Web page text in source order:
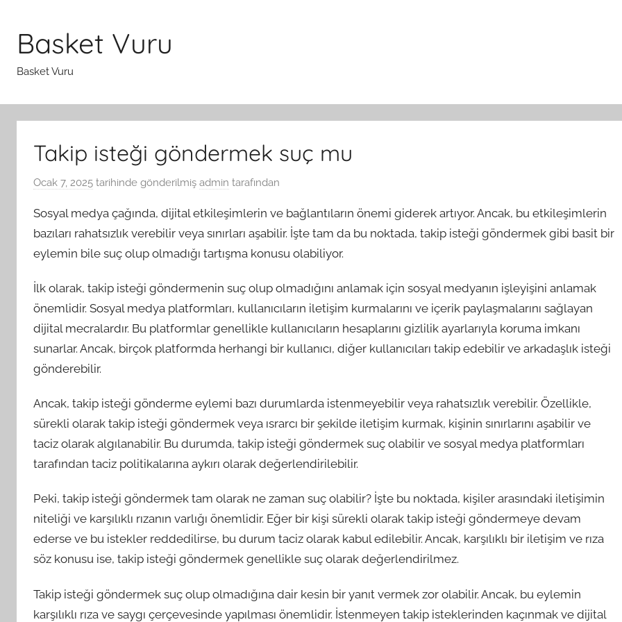
Basket Vuru
Basket Vuru
Takip isteği göndermek suç mu
Ocak 7, 2025 tarihinde gönderilmiş admin tarafından
Sosyal medya çağında, dijital etkileşimlerin ve bağlantıların önemi giderek artıyor. Ancak, bu etkileşimlerin
bazıları rahatsızlık verebilir veya sınırları aşabilir. İşte tam da bu noktada, takip isteği göndermek gibi basit bir
eylemin bile suç olup olmadığı tartışma konusu olabiliyor.
İlk olarak, takip isteği göndermenin suç olup olmadığını anlamak için sosyal medyanın işleyişini anlamak
önemlidir. Sosyal medya platformları, kullanıcıların iletişim kurmalarını ve içerik paylaşmalarını sağlayan
dijital mecralardır. Bu platformlar genellikle kullanıcıların hesaplarını gizlilik ayarlarıyla koruma imkanı
sunarlar. Ancak, birçok platformda herhangi bir kullanıcı, diğer kullanıcıları takip edebilir ve arkadaşlık isteği
gönderebilir.
Ancak, takip isteği gönderme eylemi bazı durumlarda istenmeyebilir veya rahatsızlık verebilir. Özellikle,
sürekli olarak takip isteği göndermek veya ısrarcı bir şekilde iletişim kurmak, kişinin sınırlarını aşabilir ve
taciz olarak algılanabilir. Bu durumda, takip isteği göndermek suç olabilir ve sosyal medya platformları
tarafından taciz politikalarına aykırı olarak değerlendirilebilir.
Peki, takip isteği göndermek tam olarak ne zaman suç olabilir? İşte bu noktada, kişiler arasındaki iletişimin
niteliği ve karşılıklı rızanın varlığı önemlidir. Eğer bir kişi sürekli olarak takip isteği göndermeye devam
ederse ve bu istekler reddedilirse, bu durum taciz olarak kabul edilebilir. Ancak, karşılıklı bir iletişim ve rıza
söz konusu ise, takip isteği göndermek genellikle suç olarak değerlendirilmez.
Takip isteği göndermek suç olup olmadığına dair kesin bir yanıt vermek zor olabilir. Ancak, bu eylemin
karşılıklı rıza ve saygı çerçevesinde yapılması önemlidir. İstenmeyen takip isteklerinden kaçınmak ve dijital